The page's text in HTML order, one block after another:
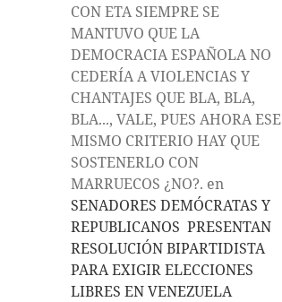
CON ETA SIEMPRE SE
MANTUVO QUE LA
DEMOCRACIA ESPAÑOLA NO
CEDERÍA A VIOLENCIAS Y
CHANTAJES QUE BLA, BLA,
BLA..., VALE, PUES AHORA ESE
MISMO CRITERIO HAY QUE
SOSTENERLO CON
MARRUECOS ¿NO?. en
SENADORES DEMÓCRATAS Y
REPUBLICANOS PRESENTAN
RESOLUCIÓN BIPARTIDISTA
PARA EXIGIR ELECCIONES
LIBRES EN VENEZUELA